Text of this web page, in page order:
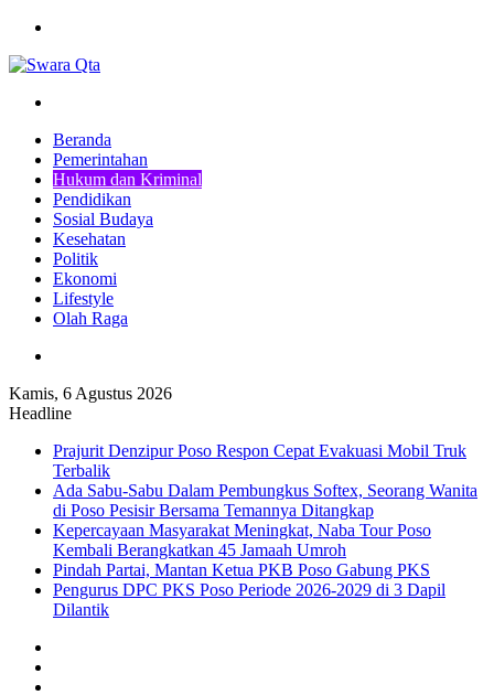
Beranda
Pemerintahan
Hukum dan Kriminal
Pendidikan
Sosial Budaya
Kesehatan
Politik
Ekonomi
Lifestyle
Olah Raga
Kamis, 6 Agustus 2026
Headline
Prajurit Denzipur Poso Respon Cepat Evakuasi Mobil Truk
Terbalik
Ada Sabu-Sabu Dalam Pembungkus Softex, Seorang Wanita
di Poso Pesisir Bersama Temannya Ditangkap
Kepercayaan Masyarakat Meningkat, Naba Tour Poso
Kembali Berangkatkan 45 Jamaah Umroh
Pindah Partai, Mantan Ketua PKB Poso Gabung PKS
Pengurus DPC PKS Poso Periode 2026-2029 di 3 Dapil
Dilantik